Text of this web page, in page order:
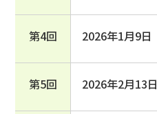
第4回 2026年1月9日
第5回 2026年2月13日